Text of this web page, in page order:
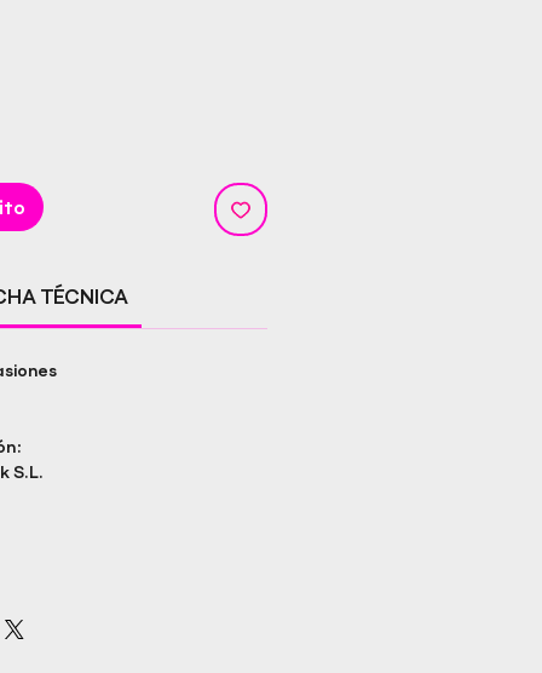
TÉCNICA
S.L.